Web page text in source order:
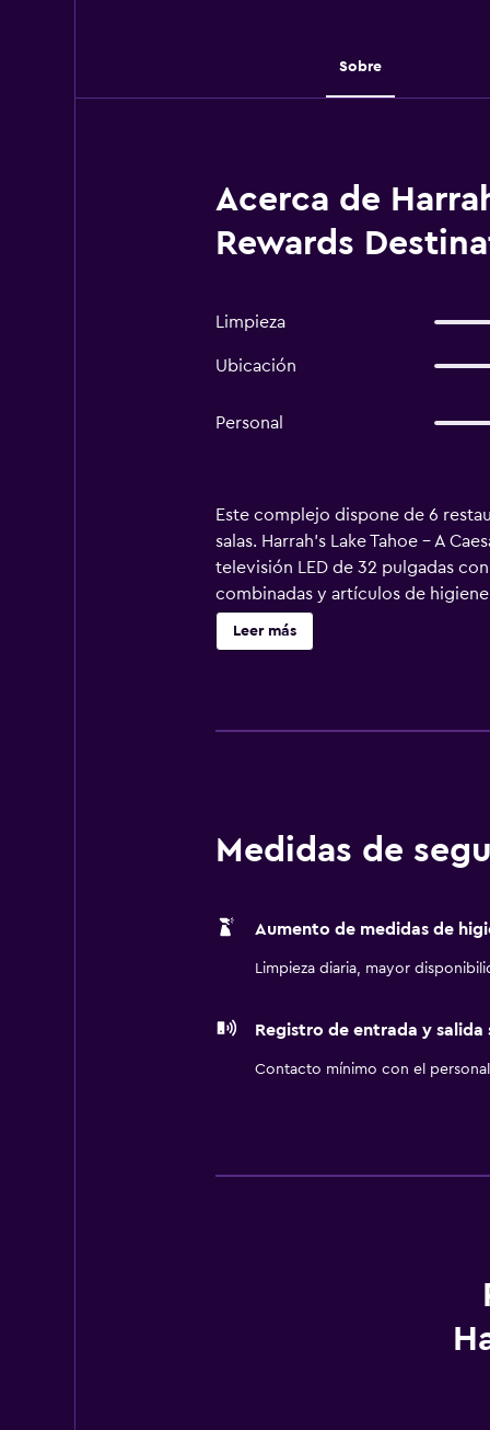
Sobre
Acerca de
Rewards
Limpieza
Ubicación
Personal
Este complejo dispone de 6
salas. Harrah’s Lake Tahoe – A
televisión LED de 32 pulgadas
combinadas y artículos de
negocios se incluyen escritorio,
opacas. Los servicios de ocio y
Leer más
Medidas de
Aumento de medidas de
Limpieza diaria, mayor
Registro de entrada y
Contacto mínimo con el